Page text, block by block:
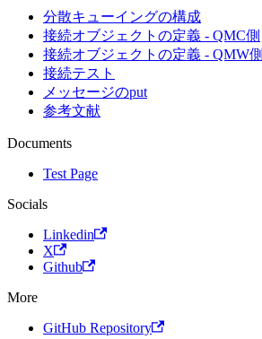
分散キューイングの構成
接続オブジェクトの定義 - QMC側
接続オブジェクトの定義 - QMW側
接続テスト
メッセージのput
参考文献
Documents
Test Page
Socials
Linkedin
X
Github
More
GitHub Repository